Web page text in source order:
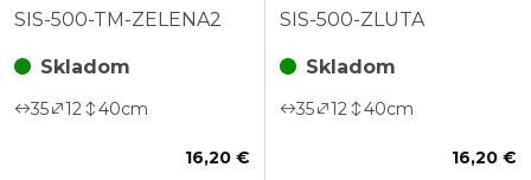
tmavo zelená
SIS-500-TM-ZELENA2
Skladom
35 12 40cm
16,20 €
žltá
SIS-500-ZLUTA
Skladom
35 12 40cm
16,20 €